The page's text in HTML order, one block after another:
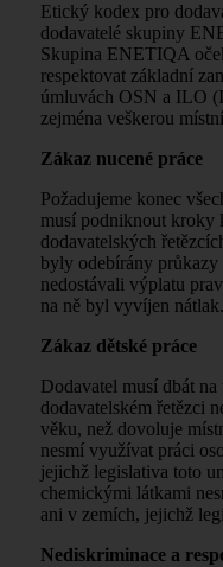
Etický kodex pro
dodavatelé skupiny
Skupina ENETIQA
respektovat základní
úmluvách OSN a ILO
zejména veškerou
Zákaz nucené práce
Požadujeme konec
musí podniknout kroky
dodavatelských
byly odebírány průkazy
nedostávali výplatu
na ně byl vyvíjen nátlak.
Zákaz dětské práce
Dodavatel musí dbát
dodavatelském řetězci
věku, než dovoluje
nesmí využívat práci
jejichž legislativa toto
chemickými látkami
ani v zemích, jejichž
Nediskriminace a